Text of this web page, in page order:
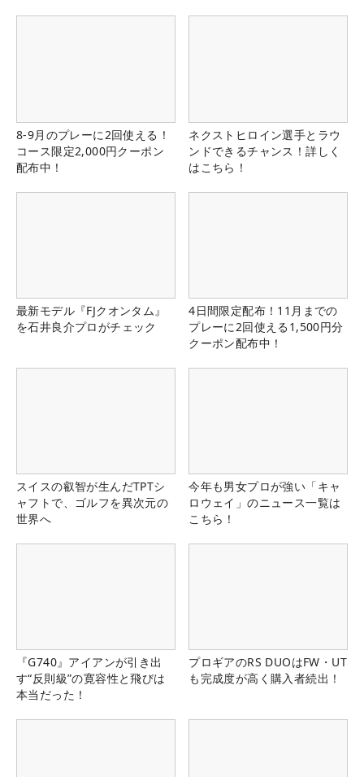
8-9月のプレーに2回使える！
コース限定2,000円クーポン
配布中！
ネクストヒロイン選手とラウ
ンドできるチャンス！詳しく
はこちら！
最新モデル『FJクオンタム』
を石井良介プロがチェック
4日間限定配布！11月までの
プレーに2回使える1,500円分
クーポン配布中！
スイスの叡智が生んだTPTシ
ャフトで、ゴルフを異次元の
世界へ
今年も男女プロが強い「キャ
ロウェイ」のニュース一覧は
こちら！
『G740』アイアンが引き出
す“反則級”の寛容性と飛びは
本当だった！
プロギアのRS DUOはFW・UT
も完成度が高く購入者続出！